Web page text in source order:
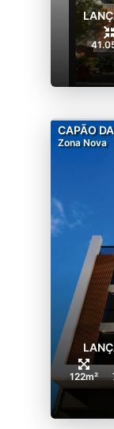
CAPÃO
Zona Nova
122m²